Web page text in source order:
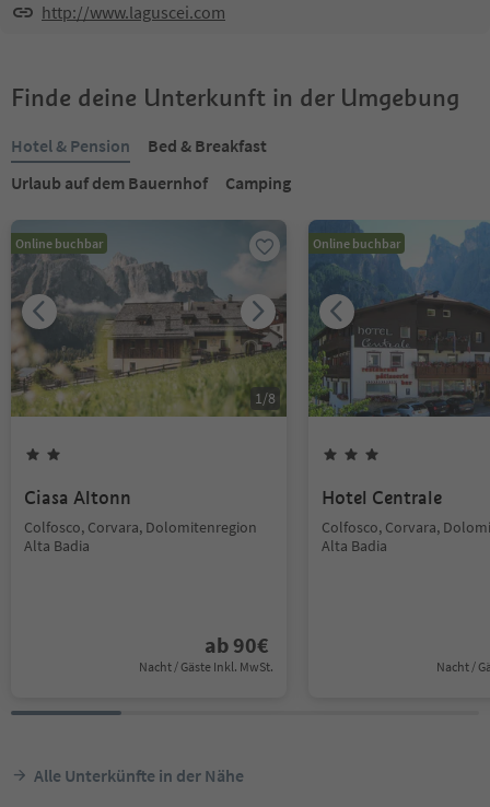
http://www.laguscei.com
Finde deine Unterkunft in der Umgebung
Hotel & Pension
Bed & Breakfast
Urlaub auf dem Bauernhof
Camping
Online buchbar
1/8
Ciasa Altonn
Colfosco, Corvara, Dolomitenregion
Alta Badia
ab 90€
Nacht / Gäste Inkl. MwSt.
Online buchbar
Hotel Centrale
Colfosco, Corvara,
Alta Badia
Nacht /
Alle Unterkünfte in der Nähe